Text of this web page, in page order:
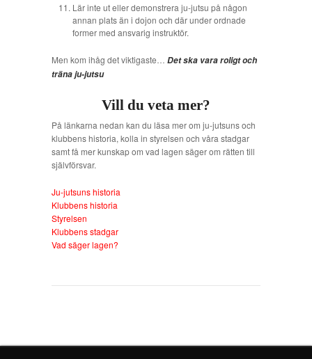
Lär inte ut eller demonstrera ju-jutsu på någon
annan plats än i dojon och där under ordnade
former med ansvarig instruktör.
Men kom ihåg det viktigaste… Det ska vara roligt och
träna ju-jutsu
Vill du veta mer?
På länkarna nedan kan du läsa mer om ju-jutsuns och
klubbens historia, kolla in styrelsen och våra stadgar
samt få mer kunskap om vad lagen säger om rätten till
självförsvar.
Ju-jutsuns historia
Klubbens historia
Styrelsen
Klubbens stadgar
Vad säger lagen?